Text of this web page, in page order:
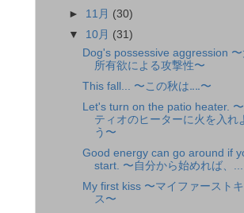
► 11月 (30)
▼ 10月 (31)
Dog's possessive aggression
所有欲による攻撃性〜
This fall... 〜この秋は‥‥〜
Let's turn on the patio heater.
ティオのヒーターに火を入れ
う〜
Good energy can go around if
start. 〜自分から始めれば、...
My first kiss 〜マイファーストキ
ス〜